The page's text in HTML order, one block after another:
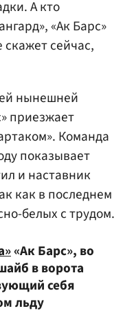
А кто
«Ак Барс»
сейчас,
нынешней
приезжает
Команда
показывает
и наставник
как в последнем
белых с трудом.
«Ак Барс», во
в ворота
себя
льду